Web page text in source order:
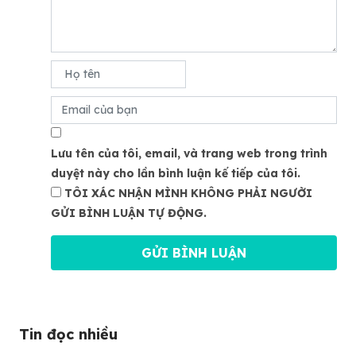
Lưu tên của tôi, email, và trang web trong trình
duyệt này cho lần bình luận kế tiếp của tôi.
TÔI XÁC NHẬN MÌNH KHÔNG PHẢI NGƯỜI
GỬI BÌNH LUẬN TỰ ĐỘNG.
Tin đọc nhiều